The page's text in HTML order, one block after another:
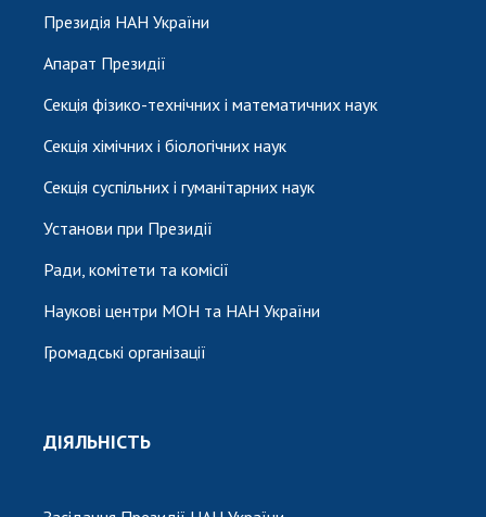
Президія НАН України
Апарат Президії
Секція фізико-технічних і математичних наук
Секція хімічних і біологічних наук
Секція суспільних і гуманітарних наук
Установи при Президії
Ради, комітети та комісії
Наукові центри МОН та НАН України
Громадські організації
ДІЯЛЬНІСТЬ